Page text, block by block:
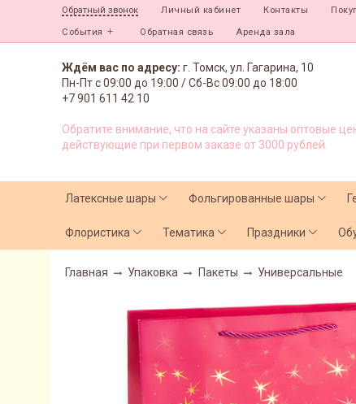
Обратный звонок Личный кабинет Контакты
События Обратная связь Аренда зала
Ждём вас по адресу: г. Томск, ул. Гагарина, 10
Пн-Пт с09:00 до 19:00 /Сб-Вс 09:00 до 18:00
+7 901 611 42 10
Обратите внимание, что на сайте указаны оптовые
действующие при первом заказе от 3000 рублей.
Латексные шары Фольгированные шары
Флористика Тематика Праздники
Главная Упаковка Пакеты Универсальные